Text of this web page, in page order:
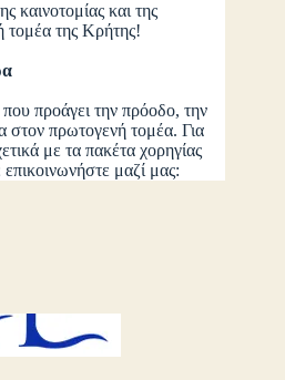
καινοτομίας και της
τομέα της Κρήτης!
προάγει την πρόοδο, την
στον πρωτογενή τομέα. Για
με τα πακέτα χορηγίας
μαζί μας: